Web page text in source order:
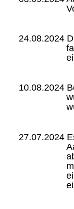
24.08.2024
10.08.2024
27.07.2024